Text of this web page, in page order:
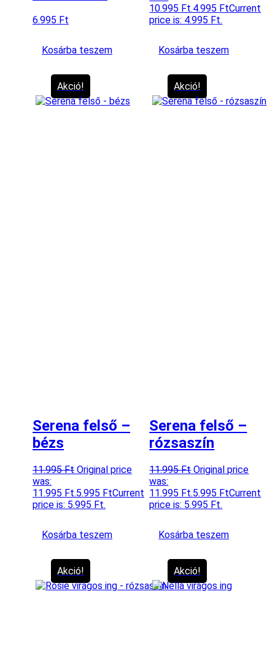
6.995 Ft
Kosárba teszem
10.995 Ft.4.995 FtCurrent
price is: 4.995 Ft.
Kosárba teszem
Akció!
Serena felső –
bézs
11.995Ft Original price
was:
11.995 Ft.5.995 FtCurrent
price is: 5.995 Ft.
Kosárba teszem
Akció!
Serena felső –
rózsaszín
11.995Ft Original price
was:
11.995 Ft.5.995 FtCurrent
price is: 5.995 Ft.
Kosárba teszem
Akció! Akció!